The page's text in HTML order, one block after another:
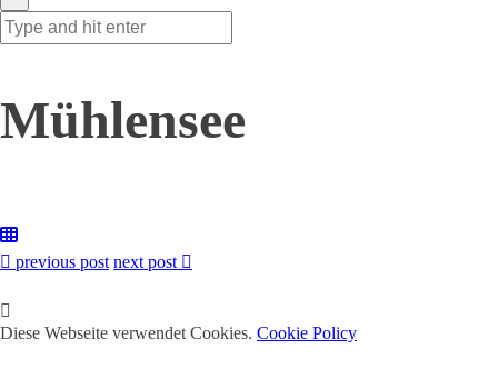
Mühlensee
previous post next post
Diese Webseite verwendet Cookies. Cookie Policy